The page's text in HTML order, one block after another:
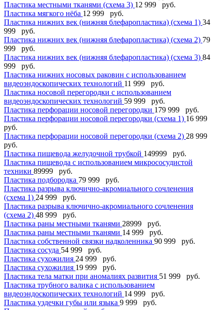
Пластика местными тканями (схема 3) 12 999 руб.
Пластика мягкого нёба 12 999 руб.
Пластика нижних век (нижняя блефаропластика) (схема 1) 34
999 руб.
Пластика нижних век (нижняя блефаропластика) (схема 2) 79
999 руб.
Пластика нижних век (нижняя блефаропластика) (схема 3) 84
999 руб.
Пластика нижних носовых раковин с использованием
видеоэндоскопических технологий 11 999 руб.
Пластика носовой перегородки с использованием
видеоэндоскопических технологий 59 999 руб.
Пластика перфорации носовой перегородки 179 999 руб.
Пластика перфорации носовой перегородки (схема 1) 16 999
руб.
Пластика перфорации носовой перегородки (схема 2) 28 999
руб.
Пластика пищевода желудочной трубкой 149999 руб.
Пластика пищевода с использованием микрососудистой
техники 89999 руб.
Пластика подбородка 79 999 руб.
Пластика разрыва ключично-акромиального сочленения
(схема 1) 24 999 руб.
Пластика разрыва ключично-акромиального сочленения
(схема 2) 48 999 руб.
Пластика раны местными тканями 28999 руб.
Пластика раны местными тканями 14 999 руб.
Пластика собственной связки надколенника 90 999 руб.
Пластика сосуда 54 999 руб.
Пластика сухожилия 24 999 руб.
Пластика сухожилия 19 999 руб.
Пластика тела матки при аномалиях развития 51 999 руб.
Пластика трубного валика с использованием
видеоэндоскопических технологий 14 999 руб.
Пластика уздечки губы или языка 9 999 руб.